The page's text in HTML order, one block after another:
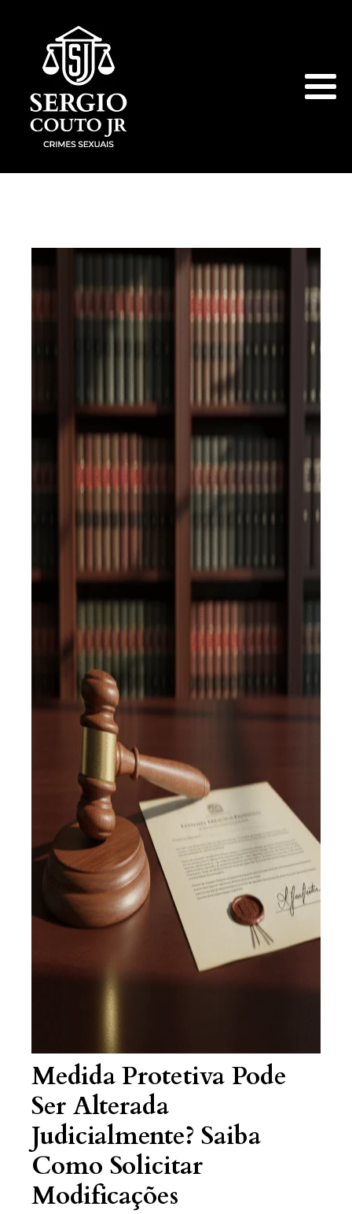
Medida Protetiva Pode
Ser Alterada
Judicialmente? Saiba
Como Solicitar
Modificações